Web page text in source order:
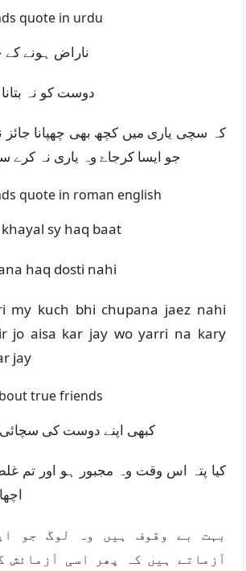
ناراض ہونے
دوست کو نہ
کہ سچی یاری میں کچھ بھی چھپانا جائز
جو ایسا کرجاۓ وہ یاری نہ کرے
sy haq baat
haq dosti nahi
my kuch bhi chupana jaez nahi
jo aisa kar jay wo yarri na kary
jay
کبھی اپنے دوست کی سچائی
کیا پتہ اس وقت وہ مجبور ہو اور تم
بہت بے وقوف ہیں وہ لوگ جو
آزماتے ہیں کہ پھر اسی آزمائش